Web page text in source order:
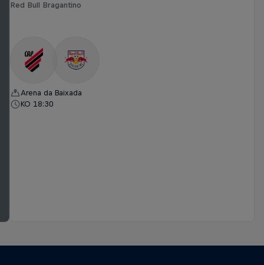
Red Bull Bragantino
Arena da Baixada
KO 18:30